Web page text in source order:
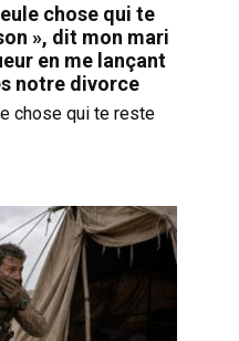
chose qui te
», dit mon mari
en me lançant
notre divorce
chose qui te reste